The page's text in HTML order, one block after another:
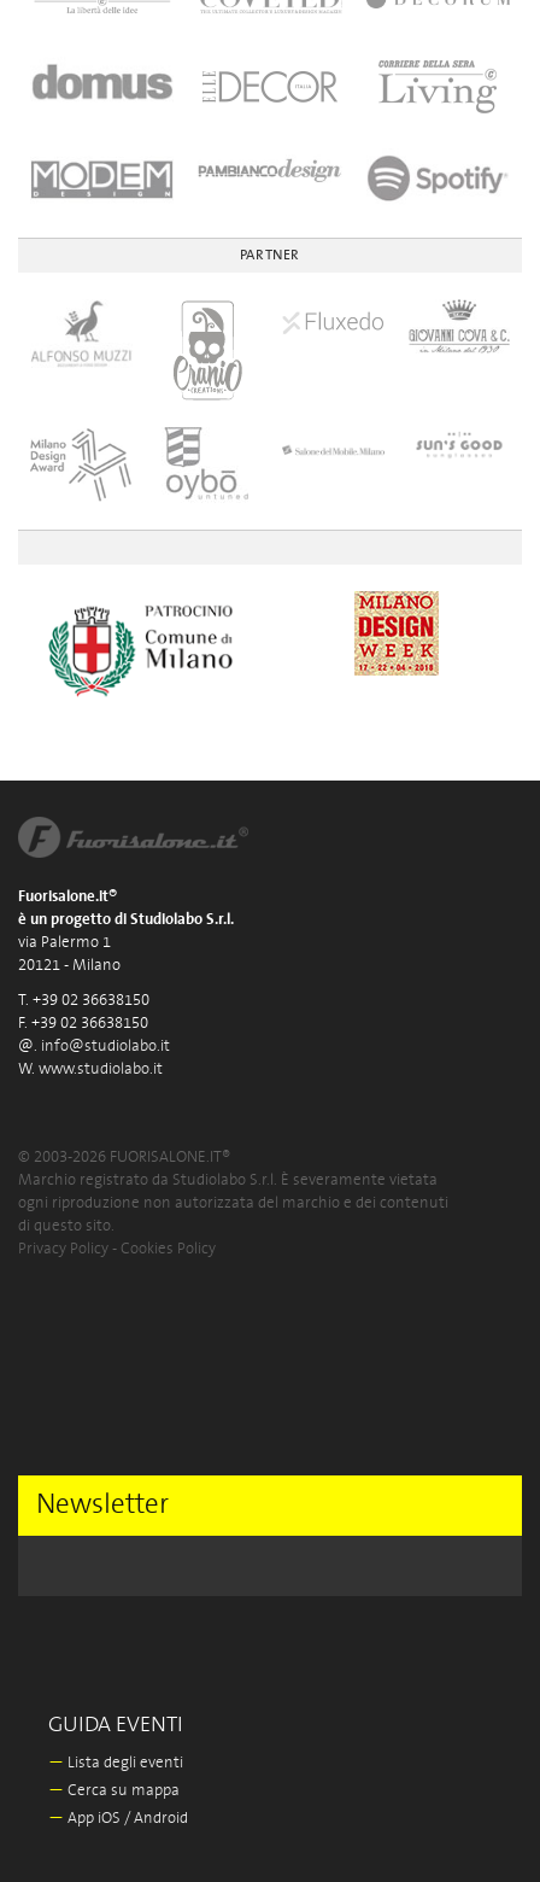
PARTNER
Fuorisalone.it®
è un progetto di Studiolabo S.r.l.
via Palermo 1
20121 - Milano
T. +39 02 36638150
F. +39 02 36638150
@. info@studiolabo.it
W. www.studiolabo.it
© 2003-2026 FUORISALONE.IT®
Marchio registrato da Studiolabo S.r.l. È severamente vietata
ogni riproduzione non autorizzata del marchio e dei contenuti
di questo sito.
Privacy Policy - Cookies Policy
Newsletter
GUIDA EVENTI
— Lista degli eventi
— Cerca su mappa
— App iOS / Android